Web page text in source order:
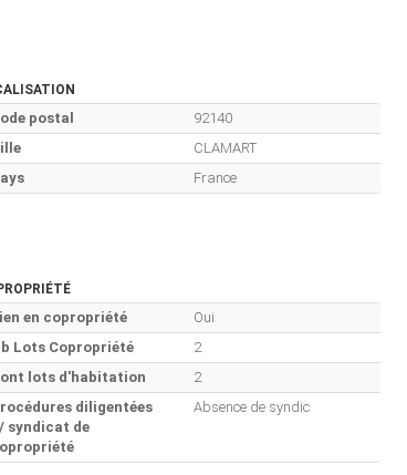
postal
92140
CLAMART
France
en copropriété
Oui
Lots Copropriété
2
lots d'habitation
2
diligentées
syndicat de
Absence de syndic